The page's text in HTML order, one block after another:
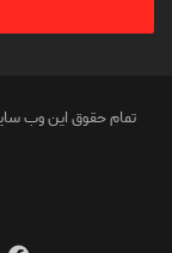
وارد
تمام حقوق این وب